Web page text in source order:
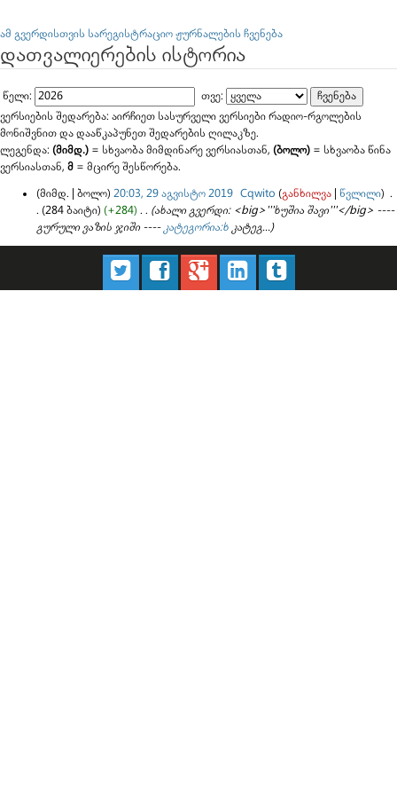
ამ გვერდისთვის სარეგისტრაციო ჟურნალების ჩვენება
დათვალიერების ისტორია
წელი:
თვე:
ვერსიების შედარება: აირჩიეთ სასურველი ვერსიები რადიო-რგოლების
მონიშვნით და დააწკაპუნეთ შედარების ღილაკზე.
ლეგენდა: (მიმდ.) = სხვაობა მიმდინარე ვერსიასთან, (ბოლო) = სხვაობა წინა
ვერსიასთან, მ = მცირე შესწორება.
(მიმდ. | ბოლო) 20:03, 29 აგვისტო 2019 Cqwito (განხილვა წვლილი) .
. (284 ბაიტი) (+284) . . (ახალი გვერდი: <big>'''ხუშია შავი'''</big> ----
გურული ვაზის ჯიში ----კატეგორია:ხ კატეგ...)